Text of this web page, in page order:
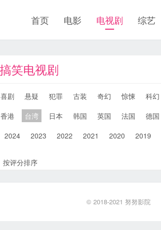
首页 电影 电视剧 综艺
笑电视剧
喜剧 悬疑 犯罪 古装 奇幻 惊悚 科幻
香港 台湾 日本 韩国 英国 法国 德国
2024 2023 2022 2021 2020 2019
按评分排序
© 2018-2021 努努影院